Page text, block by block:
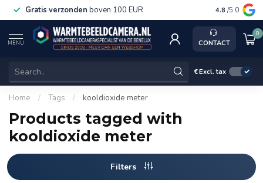
Gratis verzonden boven 100 EUR Service,
4.8 /5.0
MENU CONTACT
0
€Excl. tax
Home / Tags / kooldioxide meter
Products tagged with
kooldioxide meter
Filters